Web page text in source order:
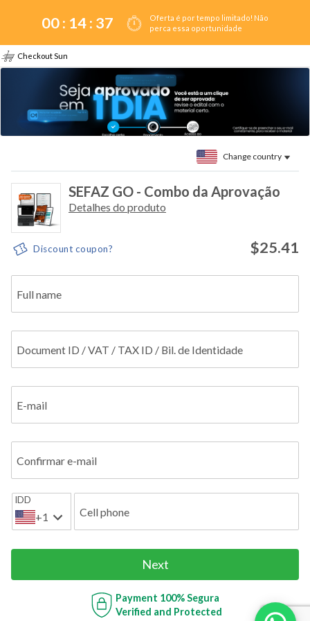
00 : 14: 37
Oferta é por tempo limitado! Não
perca essa oportunidade
Checkout Sun
Change country
SEFAZ GO - Combo da Aprovação
Detalhes do produto
Discount coupon? $25.41
Full name
Document ID / VAT / TAX ID / Bil. de Identidade
E-mail
Confirmar e-mail
IDD
+1 Cell phone
Next
Payment 100% Segura
Verified and Protected